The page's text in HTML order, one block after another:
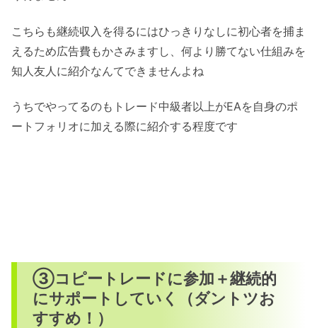
こちらも継続収入を得るにはひっきりなしに初心者を捕ま
えるため広告費もかさみますし、何より勝てない仕組みを
知人友人に紹介なんてできませんよね
うちでやってるのもトレード中級者以上がEAを自身のポ
ートフォリオに加える際に紹介する程度です
③コピートレードに参加＋継続的
にサポートしていく（ダントツお
すすめ！）